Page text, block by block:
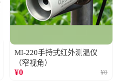
MI-220手持式红外测温仪
（窄视角）
¥0 ¥0